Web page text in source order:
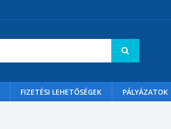
FIZETÉSI LEHETŐSÉGEK PÁLYÁZATOK